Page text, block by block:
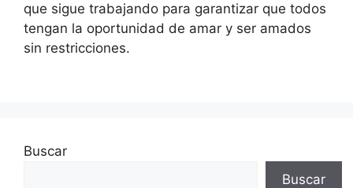
que sigue trabajando para garantizar que todos
tengan la oportunidad de amar y ser amados
sin restricciones.
Buscar
Buscar